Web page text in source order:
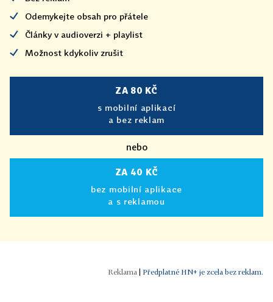
Odemykejte obsah pro přátele
Články v audioverzi + playlist
Možnost kdykoliv zrušit
ZA 80 KČ
s mobilní aplikací
a bez reklam
nebo
ZA 40 KČ
bez mobilní aplikace
a s reklamou
Předplatné HN+ je zcela bez reklam.